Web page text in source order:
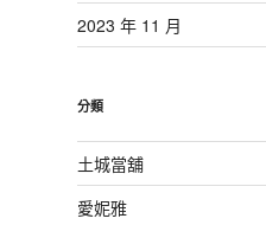
2023 年 11 月
分類
土城當舖
愛妮雅